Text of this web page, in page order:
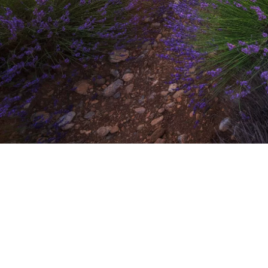
BORDEAUX